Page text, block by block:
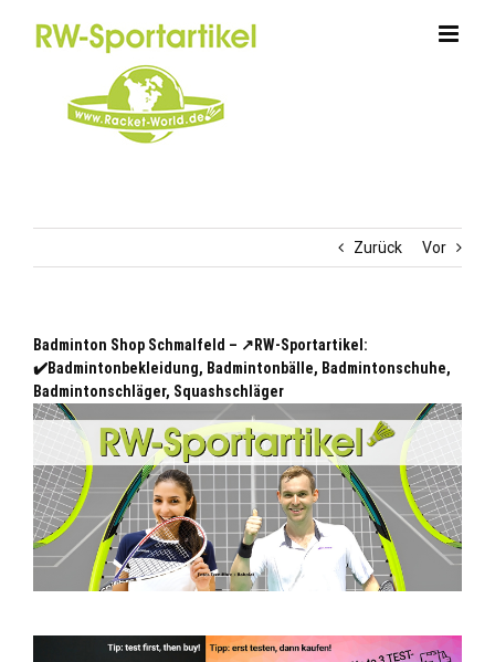
Zurück Vor
Badminton Shop Schmalfeld – ↗️RW-Sportartikel:
✔️Badmintonbekleidung, Badmintonbälle, Badmintonschuhe,
Badmintonschläger, Squashschläger